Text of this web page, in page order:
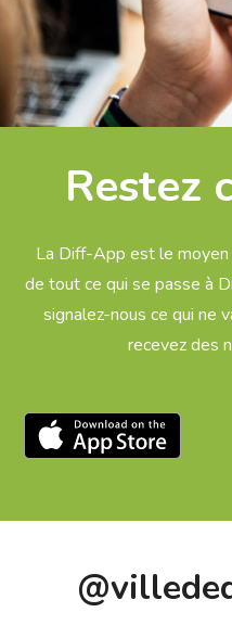
Restez
La Diff-App est le moyen
de tout ce qui se passe à
signalez-nous ce qui ne
recevez des
Téléchargez